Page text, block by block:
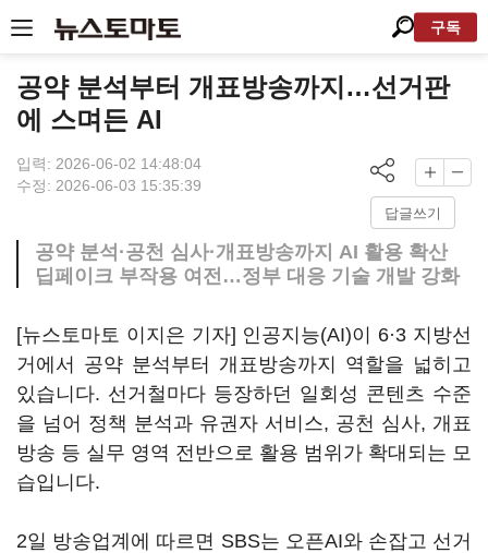
구독
공약 분석부터 개표방송까지…선거판
에 스며든 AI
입력: 2026-06-02 14:48:04
수정: 2026-06-03 15:35:39
답글쓰기
공약 분석·공천 심사·개표방송까지 AI 활용 확산
딥페이크 부작용 여전…정부 대응 기술 개발 강화
[뉴스토마토 이지은 기자] 인공지능(AI)이 6·3 지방선
거에서 공약 분석부터 개표방송까지 역할을 넓히고
있습니다. 선거철마다 등장하던 일회성 콘텐츠 수준
을 넘어 정책 분석과 유권자 서비스, 공천 심사, 개표
방송 등 실무 영역 전반으로 활용 범위가 확대되는 모
습입니다.
2일 방송업계에 따르면 SBS는 오픈AI와 손잡고 선거